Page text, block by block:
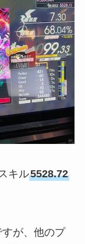
キル5528.72
が、他のプ